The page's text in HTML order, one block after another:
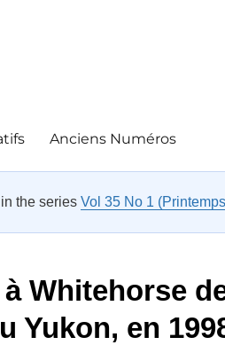
Anciens Numéros
the series Vol 35 No 1
Whitehorse
Yukon, en